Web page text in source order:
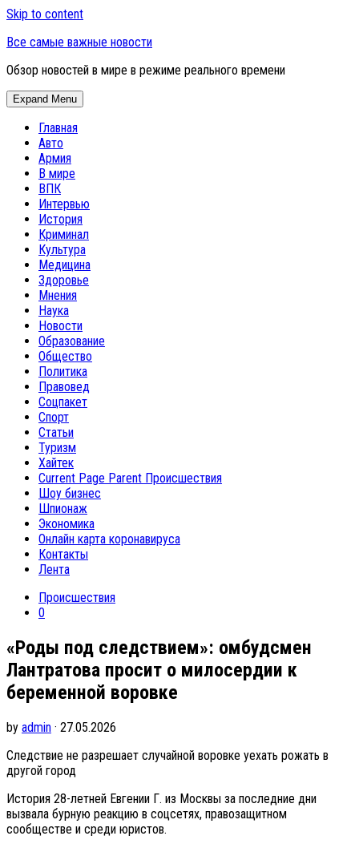
Skip to content
Все самые важные новости
Обзор новостей в мире в режиме реального времени
Expand Menu
Главная
Авто
Армия
В мире
ВПК
Интервью
История
Криминал
Культура
Медицина
Здоровье
Мнения
Наука
Новости
Образование
Общество
Политика
Правовед
Соцпакет
Спорт
Статьи
Туризм
Хайтек
Current Page Parent Происшествия
Шоу бизнес
Шпионаж
Экономика
Онлайн карта коронавируса
Контакты
Лента
Происшествия
0
«Роды под следствием»: омбудсмен
Лантратова просит о милосердии к
беременной воровке
by admin · 27.05.2026
Следствие не разрешает случайной воровке уехать рожать в
другой город
История 28-летней Евгении Г. из Москвы за последние дни
вызвала бурную реакцию в соцсетях, правозащитном
сообществе и среди юристов.